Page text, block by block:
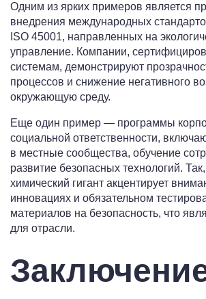
Одним из ярких примеров является
внедрения международных
ISO 45001, направленных на
управление. Компании,
системам, демонстрируют
процессов и снижение негативного
окружающую среду.
Еще один пример — программы
социальной ответственности,
в местные сообщества, обучение
развитие безопасных технологий.
химический гигант акцентирует
инновациях и обязательном
материалов на безопасность, что
для отрасли.